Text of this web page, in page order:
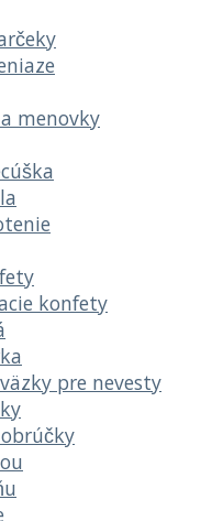
menovky
konfety
pre nevesty